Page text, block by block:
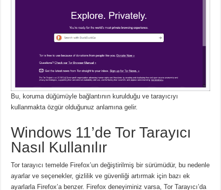
Bu, koruma düğümüyle bağlantının kurulduğu ve tarayıcıyı
kullanmakta özgür olduğunuz anlamına gelir.
Windows 11’de Tor Tarayıcı
Nasıl Kullanılır
Tor tarayıcı temelde Firefox’un değiştirilmiş bir sürümüdür, bu nedenle
ayarlar ve seçenekler, gizlilik ve güvenliği artırmak için bazı ek
ayarlarla Firefox’a benzer. Firefox deneyiminiz varsa, Tor Tarayıcı’da